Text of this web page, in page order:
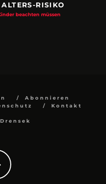
RISIKO
beachten müssen
Abonnieren
Kontakt